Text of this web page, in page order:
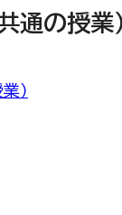
通の授業）
）